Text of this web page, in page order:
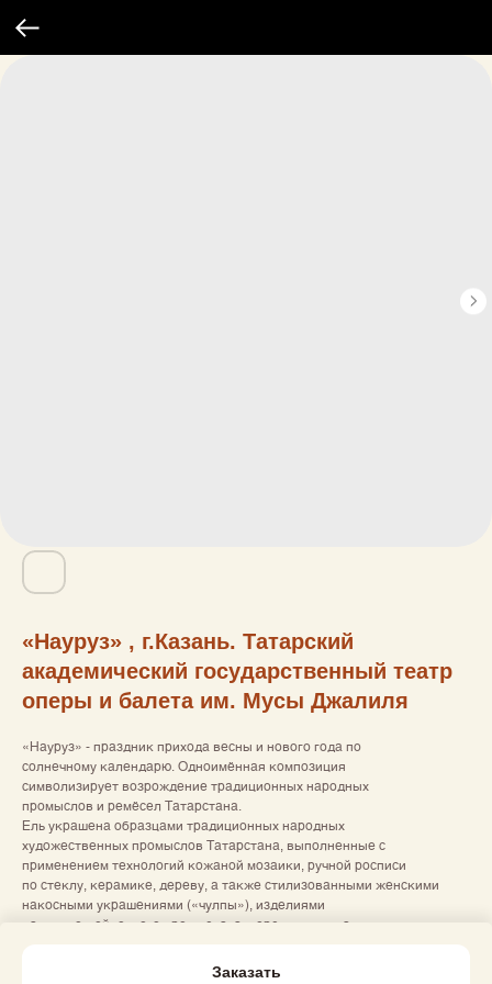
«Науруз» ‚ г.Казань. Татарский
академический государственный театр
оперы и балета им. Мусы Джалиля
Заказать
«Науруз» - праздник прихода весны и нового года по
солнечному календарю. Одноимённая композиция
символизирует возрождение традиционных народных
промыслов и ремёсел Татарстана.
Ель украшена образцами традиционных народных
художественных промыслов Татарстана, выполненные с
применением технологий кожаной мозаики, ручной росписи
по стеклу, керамике, дереву, а также стилизованными женскими
накосными украшениями («чулпы»), изделиями
валяльно-войлочного промысла, авторскими куклами в